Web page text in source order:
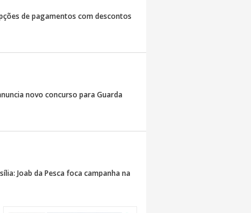
de pagamentos com descontos
novo concurso para Guarda
Joab da Pesca foca campanha na